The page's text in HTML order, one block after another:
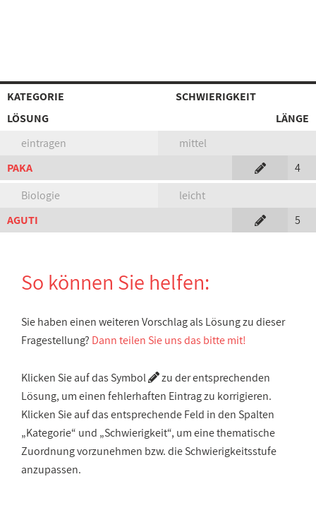
KATEGORIE
SCHWIERIGKEIT
LÖSUNG
LÄNGE
eintragen
mittel
PAKA
4
Biologie
leicht
AGUTI
5
So können Sie helfen:
Sie haben einen weiteren Vorschlag als Lösung zu dieser
Fragestellung? Dann teilen Sie uns das bitte mit!
Klicken Sie auf das Symbol
zu der entsprechenden
Lösung, um einen fehlerhaften Eintrag zu korrigieren.
Klicken Sie auf das entsprechende Feld in den Spalten
„Kategorie“ und „Schwierigkeit“, um eine thematische
Zuordnung vorzunehmen bzw. die Schwierigkeitsstufe
anzupassen.